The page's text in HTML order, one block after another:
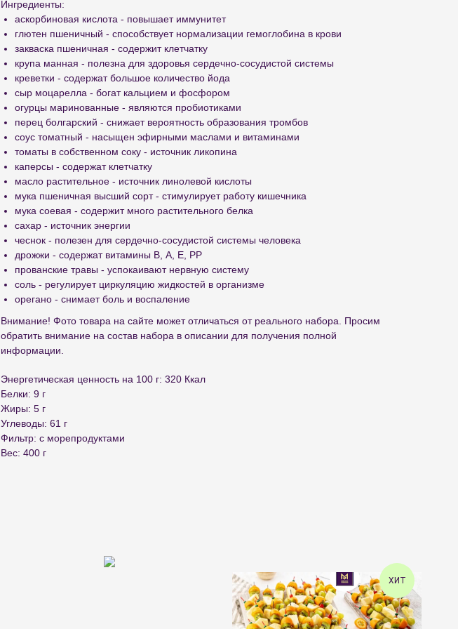
Ингредиенты:
аскорбиновая кислота - повышает иммунитет
глютен пшеничный - способствует нормализации гемоглобина в крови
закваска пшеничная - содержит клетчатку
крупа манная - полезна для здоровья сердечно-сосудистой системы
креветки - содержат большое количество йода
сыр моцарелла - богат кальцием и фосфором
огурцы маринованные - являются пробиотиками
перец болгарский - снижает вероятность образования тромбов
соус томатный - насыщен эфирными маслами и витаминами
томаты в собственном соку - источник ликопина
каперсы - содержат клетчатку
масло растительное - источник линолевой кислоты
мука пшеничная высший сорт - стимулирует работу кишечника
мука соевая - содержит много растительного белка
сахар - источник энергии
чеснок - полезен для сердечно-сосудистой системы человека
дрожжи - содержат витамины В, А, Е, РР
прованские травы - успокаивают нервную систему
соль - регулирует циркуляцию жидкостей в организме
орегано - снимает боль и воспаление
Внимание! Фото товара на сайте может отличаться от реального набора. Просим
обратить внимание на состав набора в описании для получения полной
информации.
Энергетическая ценность на 100 г: 320 Ккал
Белки: 9 г
Жиры: 5 г
Углеводы: 61 г
Фильтр: с морепродуктами
Вес: 400 г
ХИТ